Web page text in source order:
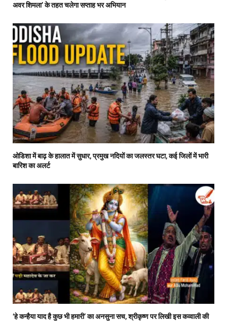
अवर शिमला’ के तहत चलेगा सप्ताह भर अभियान
ओडिशा में बाढ़ के हालात में सुधार, प्रमुख नदियों का जलस्तर घटा, कई जिलों में भारी
बारिश का अलर्ट
‘हे कन्हैया याद है कुछ भी हमारी’ का अनसुना सच, श्रीकृष्ण पर लिखी इस कव्वाली की